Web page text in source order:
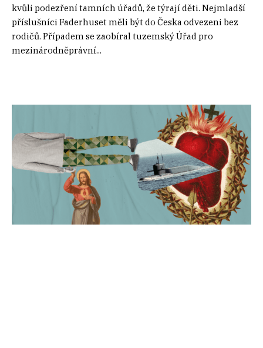
kvůli podezření tamních úřadů, že týrají děti. Nejmladší
příslušníci Faderhuset měli být do Česka odvezeni bez
rodičů. Případem se zaobíral tuzemský Úřad pro
mezinárodněprávní...